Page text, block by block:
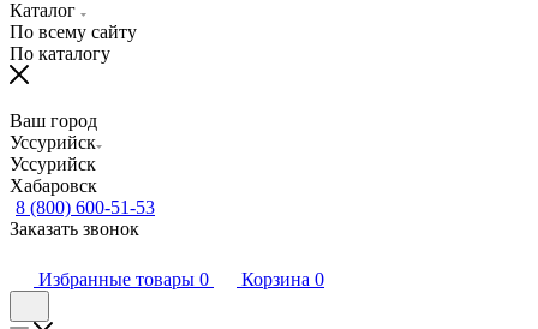
Каталог
По всему сайту
По каталогу
Ваш город
Уссурийск
Уссурийск
Хабаровск
8 (800) 600-51-53
Заказать звонок
Избранные товары 0 Корзина 0